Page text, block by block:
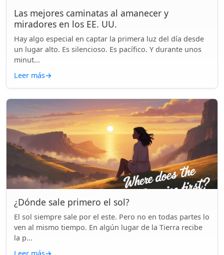
Las mejores caminatas al amanecer y
miradores en los EE. UU.
Hay algo especial en captar la primera luz del día desde
un lugar alto. Es silencioso. Es pacífico. Y durante unos
minut...
Leer más→
¿Dónde sale primero el sol?
El sol siempre sale por el este. Pero no en todas partes lo
ven al mismo tiempo. En algún lugar de la Tierra recibe
la p...